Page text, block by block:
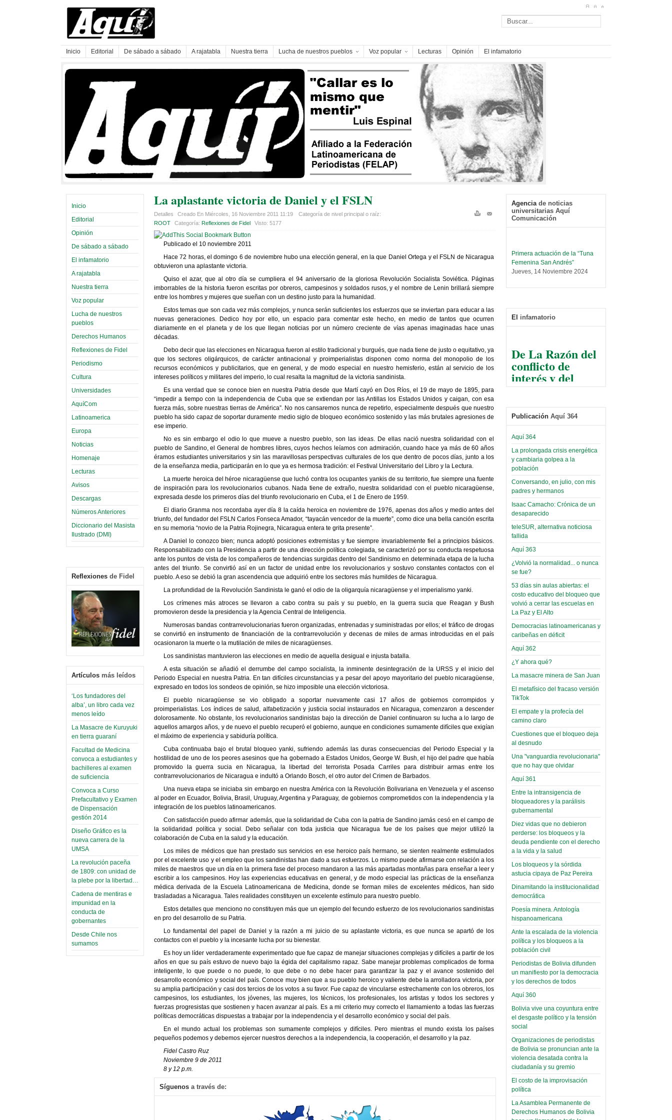
Inicio Editorial De sábado a sábado A rajatabla Nuestra tierra Lucha de nuestros pueblos Voz popular Lecturas Opinión El infamatorio
Inicio
Editorial
Opinión
De sábado a sábado
El infamatorio
A rajatabla
Nuestra tierra
Voz popular
Lucha de nuestros
pueblos
Derechos Humanos
Reflexiones de Fidel
Periodismo
Cultura
Universidades
AquíCom
Latinoamerica
Europa
Noticias
Homenaje
Lecturas
Avisos
Descargas
Números Anteriores
Diccionario del Masista
Ilustrado (DMI)
Reflexiones de Fidel
Artículos más leídos
‘Los fundadores del
alba’, un libro cada vez
menos leído
La Masacre de Kuruyuki
en tierra guaraní
Facultad de Medicina
convoca a estudiantes y
bachilleres al examen
de suficiencia
Convoca a Curso
Prefacultativo y Examen
de Dispensación
gestión 2014
Diseño Gráfico es la
nueva carrera de la
UMSA
La revolución paceña
de 1809: con unidad de
la plebe por la libertad…
Cadena de mentiras e
impunidad en la
conducta de
gobernantes
Desde Chile nos
sumamos
La aplastante victoria de Daniel y el FSLN
Detalles Creado En Miércoles, 16 Noviembre 2011 11:19
Categoría de nivel principal o raíz:
ROOT
Categoría: Reflexiones de Fidel Visto: 5177
Publicado el 10 noviembre 2011
Hace 72 horas, el domingo 6 de noviembre hubo una elección general, en la que Daniel Ortega y el FSLN de Nicaragua
obtuvieron una aplastante victoria.
Quiso el azar, que al otro día se cumpliera el 94 aniversario de la gloriosa Revolución Socialista Soviética. Páginas
imborrables de la historia fueron escritas por obreros, campesinos y soldados rusos, y el nombre de Lenin brillará siempre
entre los hombres y mujeres que sueñan con un destino justo para la humanidad.
Estos temas que son cada vez más complejos, y nunca serán suficientes los esfuerzos que se inviertan para educar a las
nuevas generaciones. Dedico hoy por ello, un espacio para comentar este hecho, en medio de tantos que ocurren
diariamente en el planeta y de los que llegan noticias por un número creciente de vías apenas imaginadas hace unas
décadas.
Debo decir que las elecciones en Nicaragua fueron al estilo tradicional y burgués, que nada tiene de justo o equitativo, ya
que los sectores oligárquicos, de carácter antinacional y proimperialistas disponen como norma del monopolio de los
recursos económicos y publicitarios, que en general, y de modo especial en nuestro hemisferio, están al servicio de los
intereses políticos y militares del imperio, lo cual resalta la magnitud de la victoria sandinista.
Es una verdad que se conoce bien en nuestra Patria desde que Martí cayó en Dos Ríos, el 19 de mayo de 1895, para
“impedir a tiempo con la independencia de Cuba que se extiendan por las Antillas los Estados Unidos y caigan, con esa
fuerza más, sobre nuestras tierras de América”. No nos cansaremos nunca de repetirlo, especialmente después que nuestro
pueblo ha sido capaz de soportar duramente medio siglo de bloqueo económico sostenido y las más brutales agresiones de
ese imperio.
No es sin embargo el odio lo que mueve a nuestro pueblo, son las ideas. De ellas nació nuestra solidaridad con el
pueblo de Sandino, el General de hombres libres, cuyos hechos leíamos con admiración, cuando hace ya más de 60 años
éramos estudiantes universitarios y sin las maravillosas perspectivas culturales de los que dentro de pocos días, junto a los
de la enseñanza media, participarán en lo que ya es hermosa tradición: el Festival Universitario del Libro y la Lectura.
La muerte heroica del héroe nicaragüense que luchó contra los ocupantes yankis de su territorio, fue siempre una fuente
de inspiración para los revolucionarios cubanos. Nada tiene de extraño, nuestra solidaridad con el pueblo nicaragüense,
expresada desde los primeros días del triunfo revolucionario en Cuba, el 1 de Enero de 1959.
El diario Granma nos recordaba ayer día 8 la caída heroica en noviembre de 1976, apenas dos años y medio antes del
triunfo, del fundador del FSLN Carlos Fonseca Amador, “tayacán vencedor de la muerte”, como dice una bella canción escrita
en su memoria “novio de la Patria Rojinegra, Nicaragua entera te grita presente”.
A Daniel lo conozco bien; nunca adoptó posiciones extremistas y fue siempre invariablemente fiel a principios básicos.
Responsabilizado con la Presidencia a partir de una dirección política colegiada, se caracterizó por su conducta respetuosa
ante los puntos de vista de los compañeros de tendencias surgidas dentro del Sandinismo en determinada etapa de la lucha
antes del triunfo. Se convirtió así en un factor de unidad entre los revolucionarios y sostuvo constantes contactos con el
pueblo. A eso se debió la gran ascendencia que adquirió entre los sectores más humildes de Nicaragua.
La profundidad de la Revolución Sandinista le ganó el odio de la oligarquía nicaragüense y el imperialismo yanki.
Los crímenes más atroces se llevaron a cabo contra su país y su pueblo, en la guerra sucia que Reagan y Bush
promovieron desde la presidencia y la Agencia Central de Inteligencia.
Numerosas bandas contrarrevolucionarias fueron organizadas, entrenadas y suministradas por ellos; el tráfico de drogas
se convirtió en instrumento de financiación de la contrarrevolución y decenas de miles de armas introducidas en el país
ocasionaron la muerte o la mutilación de miles de nicaragüenses.
Los sandinistas mantuvieron las elecciones en medio de aquella desigual e injusta batalla.
A esta situación se añadió el derrumbe del campo socialista, la inminente desintegración de la URSS y el inicio del
Periodo Especial en nuestra Patria. En tan difíciles circunstancias y a pesar del apoyo mayoritario del pueblo nicaragüense,
expresado en todos los sondeos de opinión, se hizo imposible una elección victoriosa.
El pueblo nicaragüense se vio obligado a soportar nuevamente casi 17 años de gobiernos corrompidos y
proimperialistas. Los índices de salud, alfabetización y justicia social instaurados en Nicaragua, comenzaron a descender
dolorosamente. No obstante, los revolucionarios sandinistas bajo la dirección de Daniel continuaron su lucha a lo largo de
aquellos amargos años, y de nuevo el pueblo recuperó el gobierno, aunque en condiciones sumamente difíciles que exigían
el máximo de experiencia y sabiduría política.
Cuba continuaba bajo el brutal bloqueo yanki, sufriendo además las duras consecuencias del Periodo Especial y la
hostilidad de uno de los peores asesinos que ha gobernado a Estados Unidos, George W. Bush, el hijo del padre que había
promovido la guerra sucia en Nicaragua, la libertad del terrorista Posada Carriles para distribuir armas entre los
contrarrevolucionarios de Nicaragua e indultó a Orlando Bosch, el otro autor del Crimen de Barbados.
Una nueva etapa se iniciaba sin embargo en nuestra América con la Revolución Bolivariana en Venezuela y el ascenso
al poder en Ecuador, Bolivia, Brasil, Uruguay, Argentina y Paraguay, de gobiernos comprometidos con la independencia y la
integración de los pueblos latinoamericanos.
Con satisfacción puedo afirmar además, que la solidaridad de Cuba con la patria de Sandino jamás cesó en el campo de
la solidaridad política y social. Debo señalar con toda justicia que Nicaragua fue de los países que mejor utilizó la
colaboración de Cuba en la salud y la educación.
Los miles de médicos que han prestado sus servicios en ese heroico país hermano, se sienten realmente estimulados
por el excelente uso y el empleo que los sandinistas han dado a sus esfuerzos. Lo mismo puede afirmarse con relación a los
miles de maestros que un día en la primera fase del proceso mandaron a las más apartadas montañas para enseñar a leer y
escribir a los campesinos. Hoy las experiencias educativas en general, y de modo especial las prácticas de la enseñanza
médica derivada de la Escuela Latinoamericana de Medicina, donde se forman miles de excelentes médicos, han sido
trasladadas a Nicaragua. Tales realidades constituyen un excelente estímulo para nuestro pueblo.
Estos detalles que menciono no constituyen más que un ejemplo del fecundo esfuerzo de los revolucionarios sandinistas
en pro del desarrollo de su Patria.
Lo fundamental del papel de Daniel y la razón a mi juicio de su aplastante victoria, es que nunca se apartó de los
contactos con el pueblo y la incesante lucha por su bienestar.
Es hoy un líder verdaderamente experimentado que fue capaz de manejar situaciones complejas y difíciles a partir de los
años en que su país estuvo de nuevo bajo la égida del capitalismo rapaz. Sabe manejar problemas complicados de forma
inteligente, lo que puede o no puede, lo que debe o no debe hacer para garantizar la paz y el avance sostenido del
desarrollo económico y social del país. Conoce muy bien que a su pueblo heroico y valiente debe la arrolladora victoria, por
su amplia participación y casi dos tercios de los votos a su favor. Fue capaz de vincularse estrechamente con los obreros, los
campesinos, los estudiantes, los jóvenes, las mujeres, los técnicos, los profesionales, los artistas y todos los sectores y
fuerzas progresistas que sostienen y hacen avanzar al país. Es a mi criterio muy correcto el llamamiento a todas las fuerzas
políticas democráticas dispuestas a trabajar por la independencia y el desarrollo económico y social del país.
En el mundo actual los problemas son sumamente complejos y difíciles. Pero mientras el mundo exista los países
pequeños podemos y debemos ejercer nuestros derechos a la independencia, la cooperación, el desarrollo y la paz.
Fidel Castro Ruz
Noviembre 9 de 2011
8 y 12 p.m.
Síguenos a través de:
Agencia de noticias
universitarias Aquí
Comunicación
Primera actuación de la “Tuna
Femenina San Andrés”
Jueves, 14 Noviembre 2024
Sábado, 14 Septiembre 2024
taller de software estadístico en
la UMSA
Sábado, 14 Septiembre 2024
certificados por apoyo al
Séptimo Encuentro de
Sábado, 14 Octubre 2023
Leer Más...
Trabajo Social de la UMSA
volverá a las urnas para elegir a
su directora
Sábado, 14 Octubre 2023
Leer Más...
Candidatos del MAS se
presentarán en la UMSA
Jueves, 14 Septiembre 2023
Leer Más...
Carrera de Geografía realiza
Segundo Congreso Nacional
Viernes, 14 Octubre 2022
Leer Más...
Docentes y estudiantes de
Trabajo Social de la UMSA
elegirán directora
Viernes, 14 Octubre 2022
Leer Más...
“Tuna Femenina San Andrés”
toca y canta con coraje
Miércoles, 14 Septiembre 2022
Leer Más...
Posesionan a dirigentes de
Asociación de Docentes
Domingo, 14 Agosto 2022
Leer Más...
El infamatorio
De La Razón del
conflicto de
interés y del
razonable arte
y esconder la
mano
El Infamatorio
Jueves, 10 Diciembre 2020
Read more...
Infierno Covid
parte VI:
Gabinete de
Áñez se atribuye
construcción de
hospitales
prefabricados en
la que no tuvo
participación;
más de 24 horas
después rectifica
parcialmente
El Infamatorio
Miércoles, 09 Diciembre 2020
Read more...
Interpretación
de un álbum de
narco-fotos
(Miscelánea
Palaciega 8)
El Infamatorio
Miércoles, 19 Junio 2019
Read more...
Cosmética
descolonizadora
(Miscelánea
palaciega 7)
El Infamatorio
Lunes, 27 Mayo 2019
Read more...
Creacionismo,
filtraciones e
inicio de la
campaña del
MAS
(Miscelánea
palaciega 6)
El Infamatorio
Domingo, 12 Mayo 2019
Read more...
Publicación Aquí 364
Aquí 364
La prolongada crisis energética
y cambiaria golpea a la
población
Conversando, en julio, con mis
padres y hermanos
Isaac Camacho: Crónica de un
desaparecido
teleSUR, alternativa noticiosa
fallida
Aquí 363
¿Volvió la normalidad... o nunca
se fue?
53 días sin aulas abiertas: el
costo educativo del bloqueo que
volvió a cerrar las escuelas en
La Paz y El Alto
Democracias latinoamericanas y
caribeñas en déficit
Aquí 362
¿Y ahora qué?
La masacre minera de San Juan
El metafísico del fracaso versión
TikTok
El empate y la profecía del
camino claro
Cuestiones que el bloqueo deja
al desnudo
Una "vanguardia revolucionaria"
que no hay que olvidar
Aquí 361
Entre la intransigencia de
bloqueadores y la parálisis
gubernamental
Diez vidas que no debieron
perderse: los bloqueos y la
deuda pendiente con el derecho
a la vida y la salud
Los bloqueos y la sórdida
astucia cipaya de Paz Pereira
Dinamitando la institucionalidad
democrática
Poesía minera. Antología
hispanoamericana
Ante la escalada de la violencia
política y los bloqueos a la
población civil
Periodistas de Bolivia difunden
un manifiesto por la democracia
y los derechos de todos
Aquí 360
Bolivia vive una coyuntura entre
el desgaste político y la tensión
social
Organizaciones de periodistas
de Bolivia se pronuncian ante la
violencia desatada contra la
ciudadanía y su gremio
El costo de la improvisación
política
La Asamblea Permanente de
Derechos Humanos de Bolivia